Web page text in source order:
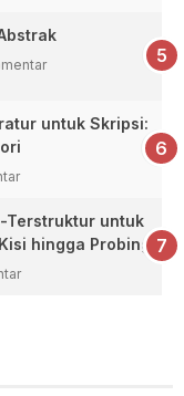
untuk Skripsi:
Terstruktur untuk
hingga Probing